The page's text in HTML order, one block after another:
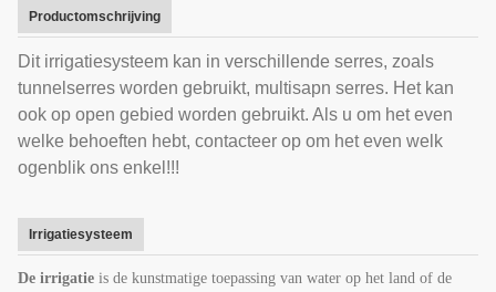
Productomschrijving
Dit irrigatiesysteem kan in verschillende serres, zoals
tunnelserres worden gebruikt, multisapn serres. Het kan
ook op open gebied worden gebruikt. Als u om het even
welke behoeften hebt, contacteer op om het even welk
ogenblik ons enkel!!!
Irrigatiesysteem
De irrigatie is de kunstmatige toepassing van water op het land of de